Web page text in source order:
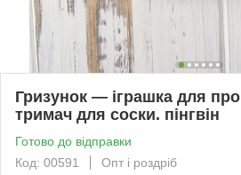
Гризунок — іграшка для
тримач для соски. пінгвін
Готово до відправки
Код: 00591
Опт і роздріб